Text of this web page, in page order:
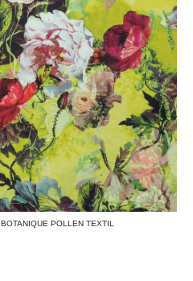
POLLEN TEXTIL